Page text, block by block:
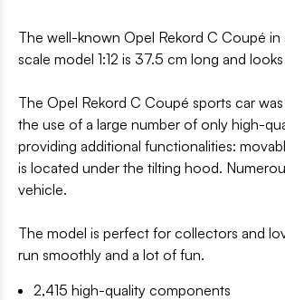
The well-known Opel Rekord C Coupé
scale model 1:12 is 37.5 cm long and
The Opel Rekord C Coupé sports car
the use of a large number of only high-
providing additional functionalities:
is located under the tilting hood.
vehicle.
The model is perfect for collectors and
run smoothly and a lot of fun.
2,415 high-quality components